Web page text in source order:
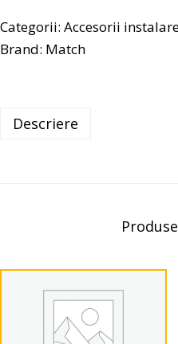
Categorii: Accesorii
Brand: Match
Descriere